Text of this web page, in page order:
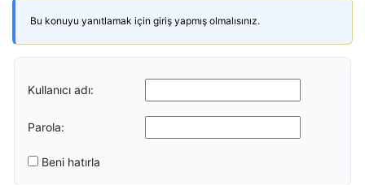
Bu konuyu yanıtlamak için giriş yapmış olmalısınız.
Kullanıcı adı:
Parola:
Beni hatırla